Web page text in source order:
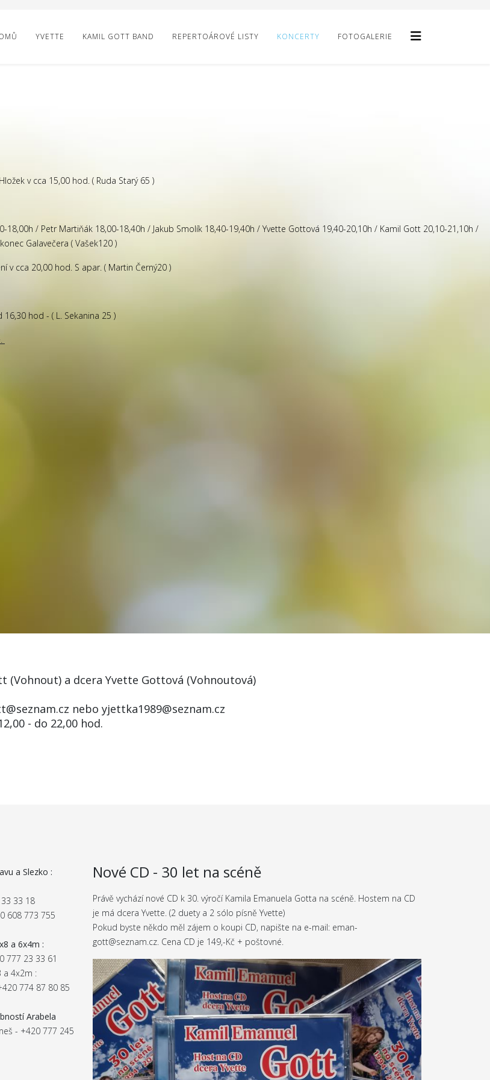
YVETTE KAMIL GOTT BAND REPERTOÁROVÉ LISTY KONCERTY FOTOGALERIE
v cca 15,00 hod. ( Ruda Starý 65 )
/ Petr Martiňák 18,00-18,40h / Jakub Smolík 18,40-19,40h / Yvette Gottová 19,40-20,10h / Kamil Gott 20,10-21,10h /
Galavečera ( Vašek120 )
v cca 20,00 hod. S apar. ( Martin Černý20 )
16,30 hod - ( L. Sekanina 25 )
(Vohnout) a dcera Yvette Gottová (Vohnoutová)
nebo yjettka1989@seznam.cz
- do 22,00 hod.
a Slezko :
33 18
608 773 755
a 6x4m :
777 23 33 61
a 4x2m :
774 87 80 85
Arabela
- +420 777 245
Nové CD - 30 let na scéně
Právě vychází nové CD k 30. výročí Kamila Emanuela Gotta na scéně. Hostem na CD
je má dcera Yvette. (2 duety a 2 sólo písně Yvette)
Pokud byste někdo měl zájem o koupi CD, napište na e-mail: eman-
gott@seznam.cz. Cena CD je 149,-Kč + poštovné.